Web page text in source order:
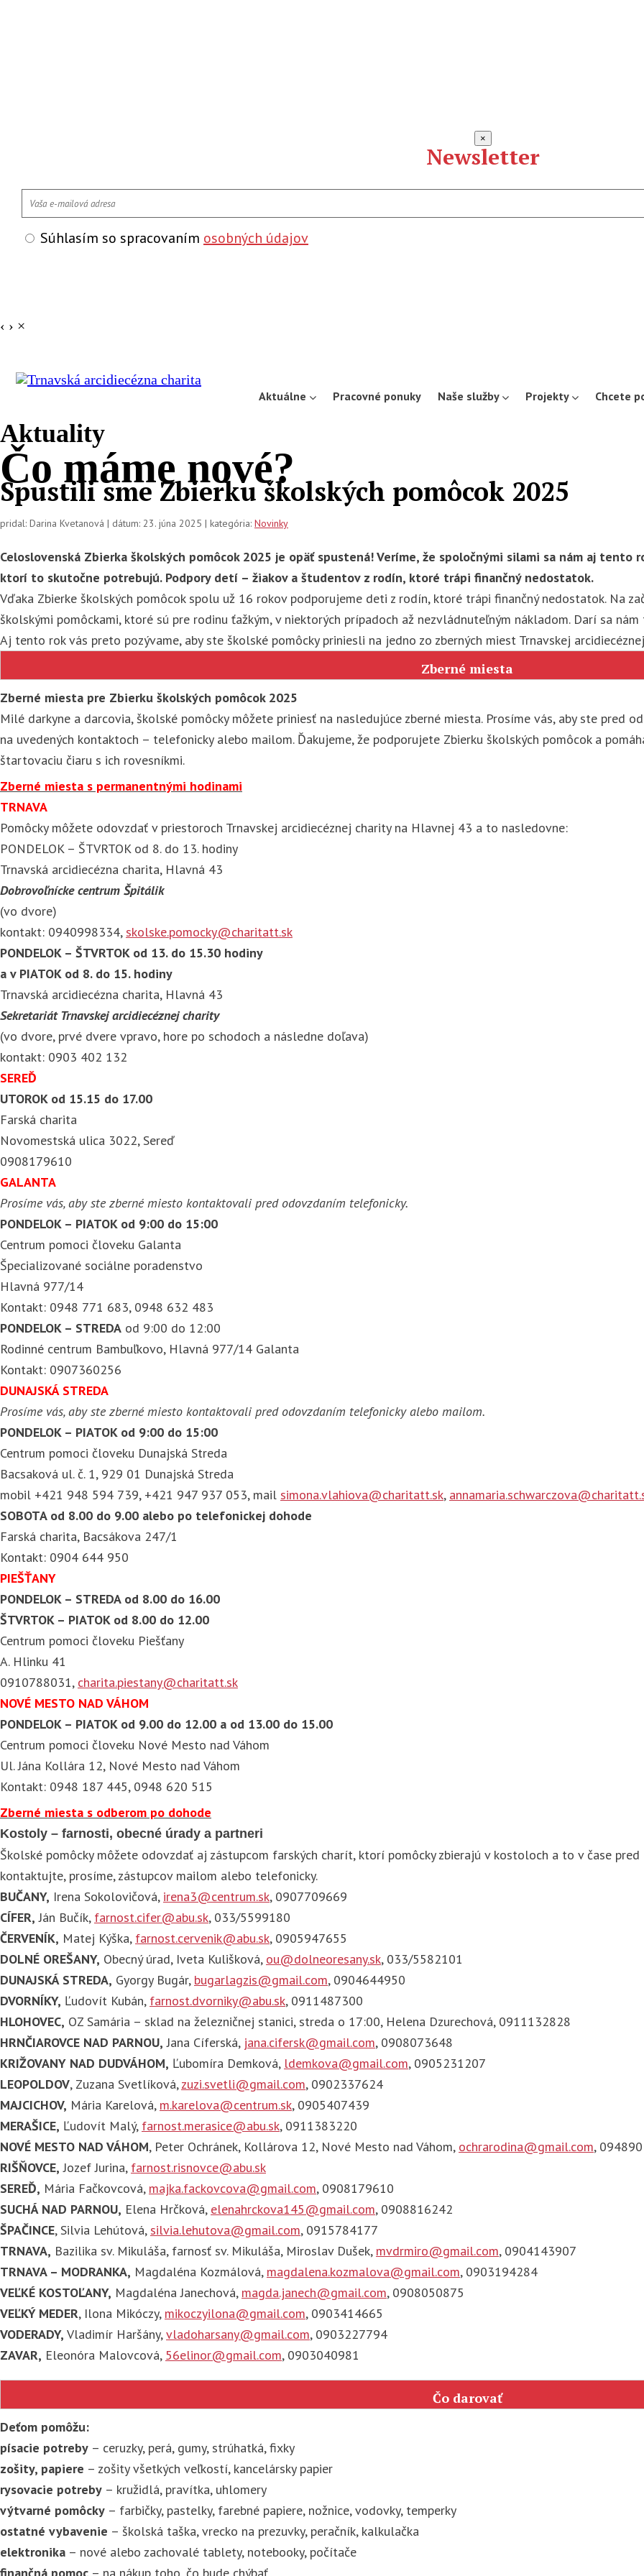
×
Newsletter
Súhlasím so spracovaním osobných údajov
‹ › ×
Aktuálne Pracovné ponuky Naše služby Projekty Chcete
Aktuality
Čo mámenové?
Spustili sme Zbierku školských pomôcok 2025
pridal: Darina Kvetanová | dátum: 23. júna 2025 | kategória: Novinky
Celoslovenská Zbierka školských pomôcok 2025 je opäť spustená! Veríme, že spoločnými silami sa nám aj
ktorí to skutočne potrebujú. Podpory detí – žiakov a študentov z rodín, ktoré trápi finančný nedostatok.
Vďaka Zbierke školských pomôcok spolu už 16 rokov podporujeme deti z rodín, ktoré trápi finančný nedostatok. Na
školskými pomôckami, ktoré sú pre rodinu ťažkým, v niektorých prípadoch až nezvládnuteľným nákladom. Darí sa
Aj tento rok vás preto pozývame, aby ste školské pomôcky priniesli na jedno zo zberných miest Trnavskej
Zberné miesta
Zberné miesta pre Zbierku školských pomôcok 2025
Milé darkyne a darcovia, školské pomôcky môžete priniesť na nasledujúce zberné miesta. Prosíme vás, aby ste pred
na uvedených kontaktoch – telefonicky alebo mailom. Ďakujeme, že podporujete Zbierku školských pomôcok a
štartovaciu čiaru s ich rovesníkmi.
Zberné miesta s permanentnými hodinami
TRNAVA
Pomôcky môžete odovzdať v priestoroch Trnavskej arcidiecéznej charity na Hlavnej 43 a to nasledovne:
PONDELOK – ŠTVRTOK od 8. do 13. hodiny
Trnavská arcidiecézna charita, Hlavná 43
Dobrovoľnícke centrum Špitálik
(vo dvore)
kontakt: 0940998334, skolske.pomocky@charitatt.sk
PONDELOK – ŠTVRTOK od 13. do 15.30 hodiny
a v PIATOK od 8. do 15. hodiny
Trnavská arcidiecézna charita, Hlavná 43
Sekretariát Trnavskej arcidiecéznej charity
(vo dvore, prvé dvere vpravo, hore po schodoch a následne doľava)
kontakt: 0903 402 132
SEREĎ
UTOROK od 15.15 do 17.00
Farská charita
Novomestská ulica 3022, Sereď
0908179610
GALANTA
Prosíme vás, aby ste zberné miesto kontaktovali pred odovzdaním telefonicky.
PONDELOK – PIATOK od 9:00 do 15:00
Centrum pomoci človeku Galanta
Špecializované sociálne poradenstvo
Hlavná 977/14
Kontakt: 0948 771 683, 0948 632 483
PONDELOK – STREDA od 9:00 do 12:00
Rodinné centrum Bambuľkovo, Hlavná 977/14 Galanta
Kontakt: 0907360256
DUNAJSKÁ STREDA
Prosíme vás, aby ste zberné miesto kontaktovali pred odovzdaním telefonicky alebo mailom.
PONDELOK – PIATOK od 9:00 do 15:00
Centrum pomoci človeku Dunajská Streda
Bacsaková ul. č. 1, 929 01 Dunajská Streda
mobil +421 948 594 739, +421 947 937 053, mail simona.vlahiova@charitatt.sk,
SOBOTA od 8.00 do 9.00 alebo po telefonickej dohode
Farská charita, Bacsákova 247/1
Kontakt: 0904 644 950
PIEŠŤANY
PONDELOK – STREDA od 8.00 do 16.00
ŠTVRTOK – PIATOK od 8.00 do 12.00
Centrum pomoci človeku Piešťany
A. Hlinku 41
0910788031, charita.piestany@charitatt.sk
NOVÉ MESTO NAD VÁHOM
PONDELOK – PIATOK od 9.00 do 12.00 a od 13.00 do 15.00
Centrum pomoci človeku Nové Mesto nad Váhom
Ul. Jána Kollára 12, Nové Mesto nad Váhom
Kontakt: 0948 187 445, 0948 620 515
Zberné miesta s odberom po dohode
Kostoly – farnosti, obecné úrady a partneri
Školské pomôcky môžete odovzdať aj zástupcom farských charít, ktorí pomôcky zbierajú v kostoloch a to v čase
kontaktujte, prosíme, zástupcov mailom alebo telefonicky.
BUČANY, Irena Sokolovičová, irena3@centrum.sk, 0907709669
CÍFER, Ján Bučík, farnost.cifer@abu.sk, 033/5599180
ČERVENÍK, Matej Kýška, farnost.cervenik@abu.sk, 0905947655
DOLNÉ OREŠANY, Obecný úrad, Iveta Kulišková, ou@dolneoresany.sk, 033/5582101
DUNAJSKÁ STREDA, Gyorgy Bugár, bugarlagzis@gmail.com, 0904644950
DVORNÍKY, Ľudovít Kubán, farnost.dvorniky@abu.sk, 0911487300
HLOHOVEC, OZ Samária – sklad na železničnej stanici, streda o 17:00, Helena Dzurechová, 0911132828
HRNČIAROVCE NAD PARNOU, Jana Cíferská, jana.cifersk@gmail.com, 0908073648
KRIŽOVANY NAD DUDVÁHOM, Ľubomíra Demková, ldemkova@gmail.com, 0905231207
LEOPOLDOV, Zuzana Svetlíková,zuzi.svetli@gmail.com, 0902337624
MAJCICHOV, Mária Karelová, m.karelova@centrum.sk, 0905407439
MERAŠICE, Ľudovít Malý, farnost.merasice@abu.sk, 0911383220
NOVÉ MESTO NAD VÁHOM, Peter Ochránek, Kollárova 12, Nové Mesto nad Váhom, ochrarodina@gmail.com,
RIŠŇOVCE, Jozef Jurina, farnost.risnovce@abu.sk
SEREĎ, Mária Fačkovcová, majka.fackovcova@gmail.com, 0908179610
SUCHÁ NAD PARNOU, Elena Hrčková, elenahrckova145@gmail.com, 0908816242
ŠPAČINCE, Silvia Lehútová, silvia.lehutova@gmail.com, 0915784177
TRNAVA, Bazilika sv. Mikuláša, farnosť sv. Mikuláša, Miroslav Dušek, mvdrmiro@gmail.com, 0904143907
TRNAVA – MODRANKA, Magdaléna Kozmálová, magdalena.kozmalova@gmail.com, 0903194284
VEĽKÉ KOSTOĽANY, Magdaléna Janechová, magda.janech@gmail.com, 0908050875
VEĽKÝ MEDER, Ilona Mikóczy, mikoczyilona@gmail.com, 0903414665
VODERADY, Vladimír Haršány,vladoharsany@gmail.com, 0903227794
ZAVAR, Eleonóra Malovcová, 56elinor@gmail.com, 0903040981
Čo darovať
Deťom pomôžu:
písacie potreby – ceruzky, perá, gumy, strúhatká, fixky
zošity, papiere – zošity všetkých veľkostí, kancelársky papier
rysovacie potreby – kružidlá, pravítka, uhlomery
výtvarné pomôcky – farbičky, pastelky, farebné papiere, nožnice, vodovky, temperky
ostatné vybavenie – školská taška, vrecko na prezuvky, peračník, kalkulačka
elektronika – nové alebo zachovalé tablety, notebooky, počítače